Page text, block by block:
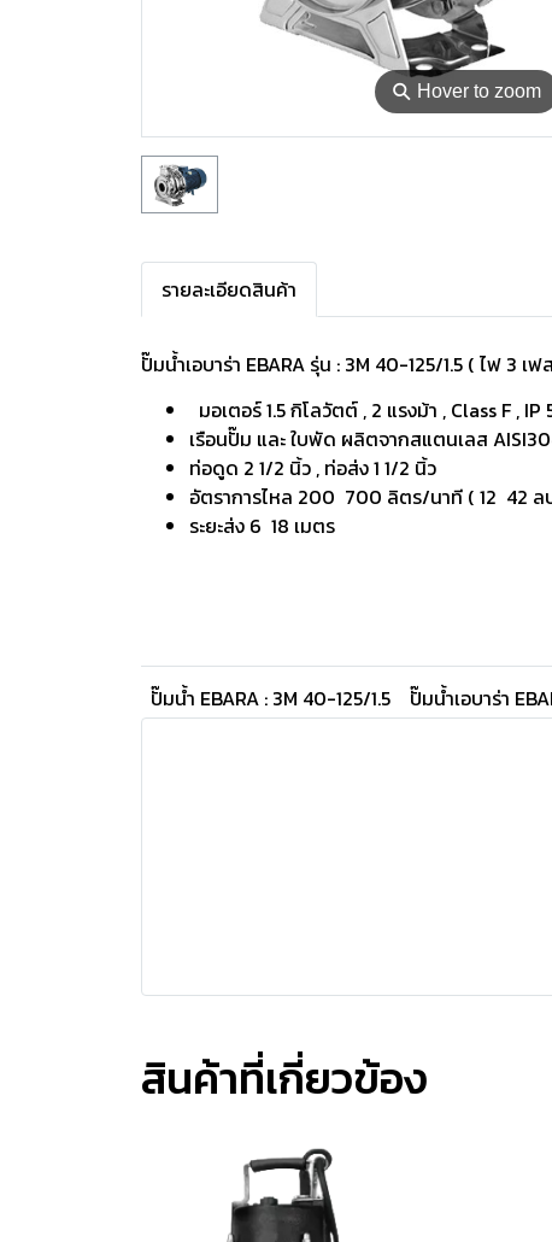
⚲ Hover to zoom
รายละเอียดสินค้า
ปั๊มน้ำเอบาร่า EBARA รุ่น : 3M 40-125/1.5 ( ไฟ 3 เ
มอเตอร์ 1.5 กิโลวัตต์ , 2 แรงม้า , Class F , IP
เรือนปั๊ม และ ใบพัด ผลิตจากสแตนเลส
ท่อดูด 2 1/2 นิ้ว , ท่อส่ง 1 1/2 นิ้ว
อัตราการไหล 200 700 ลิตร/นาที ( 12 42 ล
ระยะส่ง 6 18 เมตร
ปั๊มน้ำ EBARA : 3M 40-125/1.5 ปั๊มน้ำเอบาร่า
สินค้าที่เกี่ยวข้อง